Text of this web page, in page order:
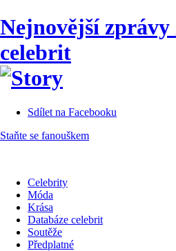
Nejnovější zprávy
celebrit
Sdílet na Facebooku
Staňte se fanouškem
Celebrity
Móda
Krása
Databáze celebrit
Soutěže
Předplatné